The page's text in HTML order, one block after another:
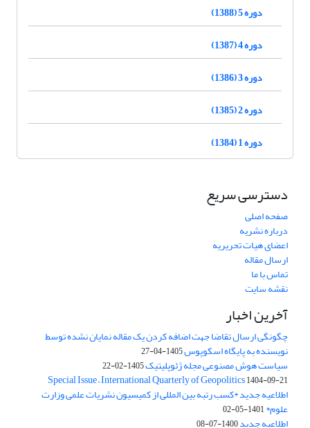
دوره 5 (1388)
دوره 4 (1387)
دوره 3 (1386)
دوره 2 (1385)
دوره 1 (1384)
دسترسی سریع
صفحه اصلی
درباره نشریه
اعضای هیات تحریریه
ارسال مقاله
تماس با ما
نقشه سایت
آخرین اخبار
چگونگی ارسال تقاضا جهت اضافه کردن یک مقاله نمایان نشده توسط
نویسنده به پایگاه اسکوپوس1405-04-27
سیاست هوش مصنوعی مجله ژئوپلیتیک1405-02-22
Special Issue – International Quarterly of Geopolitics1404-09-21
اطلاعیه جدید *کسب رتبه بین المللی از کمیسیون نشریات علمی وزارت
علوم*1401-05-02
اطلاعیه جدید1400-07-08